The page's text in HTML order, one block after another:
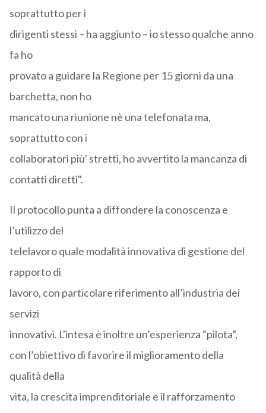
soprattutto per i
dirigenti stessi – ha aggiunto – io stesso qualche anno
fa ho
provato a guidare la Regione per 15 giorni da una
barchetta, non ho
mancato una riunione nè una telefonata ma,
soprattutto con i
collaboratori più' stretti, ho avvertito la mancanza di
contatti diretti".
Il protocollo punta a diffondere la conoscenza e
l’utilizzo del
telelavoro quale modalità innovativa di gestione del
rapporto di
lavoro, con particolare riferimento all’industria dei
servizi
innovativi. L'intesa è inoltre un’esperienza “pilota”,
con l’obiettivo di favorire il miglioramento della
qualità della
vita, la crescita imprenditoriale e il rafforzamento